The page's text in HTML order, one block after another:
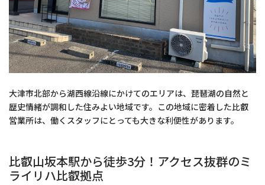
大津市北部から湖西線沿線にかけてのエリアは、琵琶湖の自然と
歴史情緒が調和した住みよい地域です。この地域に密着した比叡
営業所は、働くスタッフにとっても大きな利便性があります。
比叡山坂本駅から徒歩3分！アクセス抜群のミ
ライリハ比叡拠点